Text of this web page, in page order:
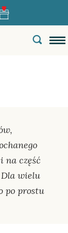
na część
wielu
po prostu